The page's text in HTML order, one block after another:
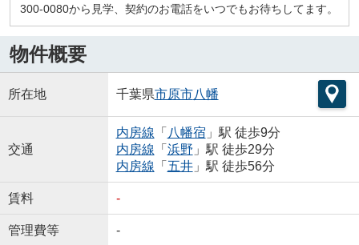
300-0080から見学、契約のお電話をいつでもお待ちしてます。
物件概要
所在地 千葉県市原市八幡
交通
内房線 「 八幡宿 」駅 徒歩9分
内房線 「 浜野 」駅 徒歩29分
内房線 「 五井」駅 徒歩56分
賃料 -
管理費等 -